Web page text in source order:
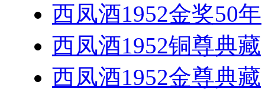
西凤酒1952金奖50年
西凤酒1952铜尊典藏
西凤酒1952金尊典藏